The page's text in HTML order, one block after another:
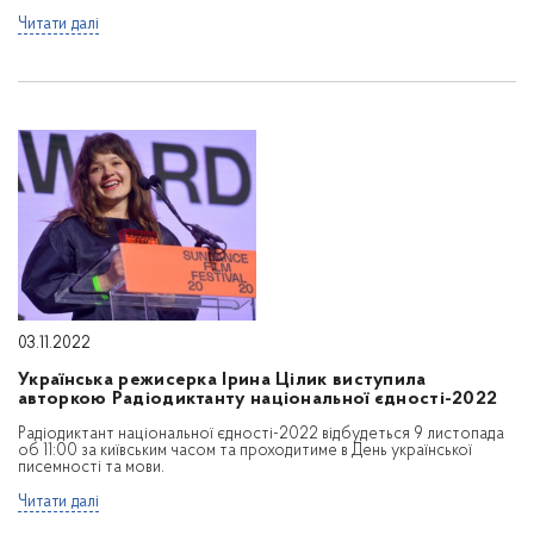
Читати далі
03.11.2022
Українська режисерка Ірина Цілик виступила
авторкою Радіодиктанту національної єдності-2022
Радіодиктант національної єдності-2022 відбудеться 9 листопада
об 11:00 за київським часом та проходитиме в День української
писемності та мови.
Читати далі